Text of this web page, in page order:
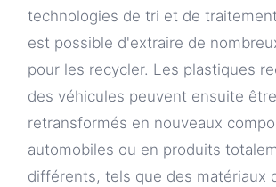
technologies de tri et de
est possible d'extraire de
pour les recycler. Les plastiques
des véhicules peuvent ensuite être
retransformés en nouveaux
automobiles ou en produits
différents, tels que des matériaux